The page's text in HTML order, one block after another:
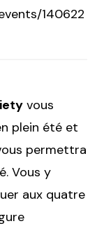
140622
vous
plein été et
permettra
Vous y
aux quatre